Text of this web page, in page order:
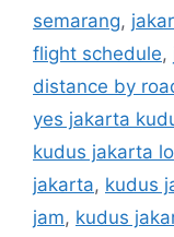
semarang,
flight schedule,
distance by
yes jakarta
kudus jakarta
jakarta, kudus
jam, kudus